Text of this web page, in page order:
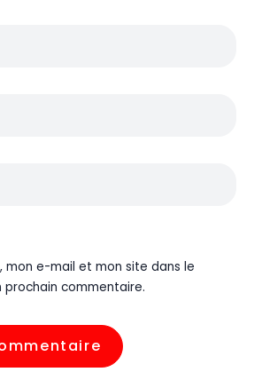
mon e-mail et mon site dans le
commentaire.